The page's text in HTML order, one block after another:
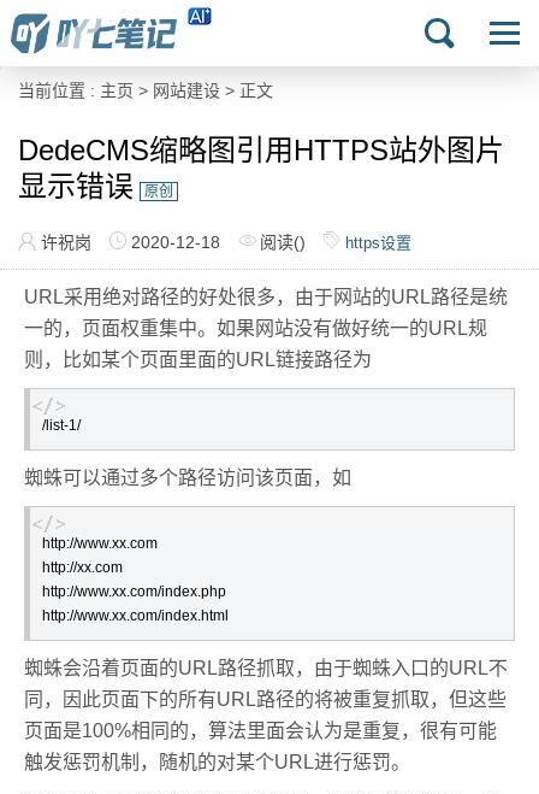
当前位置 : 主页 > 网站建设 > 正文
DedeCMS缩略图引用HTTPS站外图片
显示错误
原创
许祝岗 2020-12-18 阅读() https设置
URL采用绝对路径的好处很多，由于网站的URL路径是统
一的，页面权重集中。如果网站没有做好统一的URL规
则，比如某个页面里面的URL链接路径为
/list-1/
蜘蛛可以通过多个路径访问该页面，如
http://www.xx.com
http://xx.com
http://www.xx.com/index.php
http://www.xx.com/index.html
蜘蛛会沿着页面的URL路径抓取，由于蜘蛛入口的URL不
同，因此页面下的所有URL路径的将被重复抓取，但这些
页面是100%相同的，算法里面会认为是重复，很有可能
触发惩罚机制，随机的对某个URL进行惩罚。